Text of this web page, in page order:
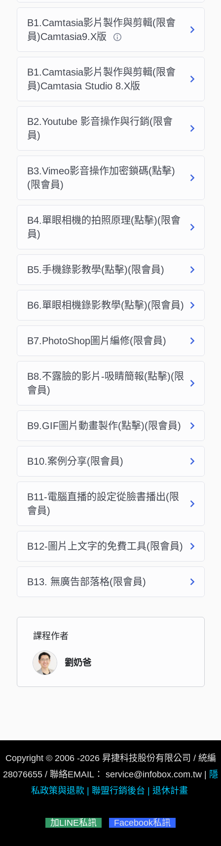
​B1.Camtasia影片製作與剪輯(限會
員)Camtasia9.X版
​B1.Camtasia影片製作與剪輯(限會
員)Camtasia Studio 8.X版
B2.Youtube 影音操作與行銷(限會
員)
B3.Vimeo影音操作加密鎖碼(點擊)
(限會員)
B4.單眼相機的拍照原理(點擊)(限會
員)
B5.手機錄影教學(點擊)(限會員)
B6.單眼相機錄影教學(點擊)(限會員)
B7.PhotoShop圖片編修(限會員)
B8.不露臉的影片-吸睛簡報(點擊)(限
會員)
B9.GIF圖片動畫製作(點擊)(限會員)
B10.案例分享(限會員)
B11-電腦直播的設定從臉書播出(限
會員)
B12-圖片上文字的免費工具(限會員)
B13. 無廣告部落格(限會員)
課程作者
劉奶爸
Copyright © 2006 -2026 昇捷科技股份有限公司 / 統編
28076655 / 聯絡EMAIL： service@infobox.com.tw
隱
私政策與退款
聯盟行銷後台 退休計畫
加LINE私訊 Facebook私訊